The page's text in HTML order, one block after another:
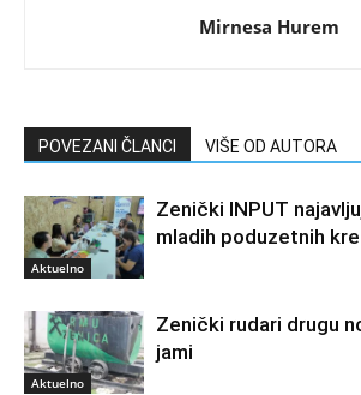
Mirnesa Hurem
POVEZANI ČLANCI VIŠE OD AUTORA
Aktuelno
Zenički INPUT
mladih poduzetnih
Aktuelno
Zenički rudari drugu
jami